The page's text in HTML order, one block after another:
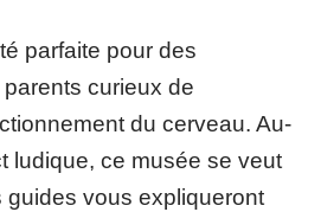
parfaite pour des
curieux de
du cerveau. Au-
ludique, ce musée se veut
guides vous expliqueront